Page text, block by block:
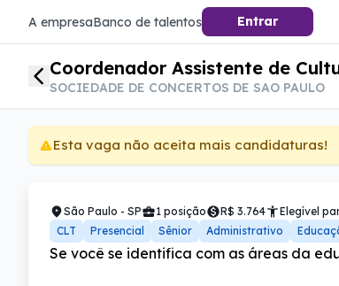
A empresaBanco de talentos Entrar
Coordenador Assistente de
SOCIEDADE DE CONCERTOS DE SAO PAULO
Esta vaga não aceita mais candidaturas!
São Paulo - SP 1 posição R$ 3.764 Elegível
CLT
Presencial Sênior Administrativo
Se você se identifica com as áreas da